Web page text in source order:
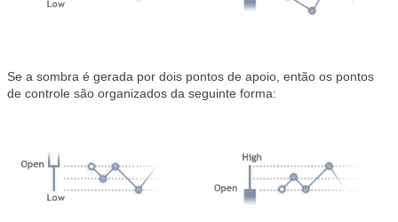
Se a sombra é gerada por dois pontos de apoio, então os pontos
de controle são organizados da seguinte forma: